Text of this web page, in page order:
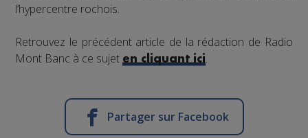
l’hypercentre rochois.
Retrouvez le précédent article de la rédaction de Radio
Mont Banc à ce sujeten cliquant ici.
Partager sur Facebook